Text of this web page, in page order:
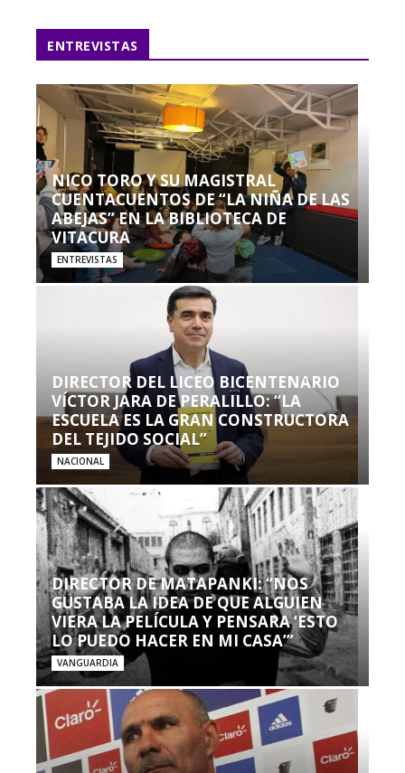
ENTREVISTAS
NICO TORO Y SU MAGISTRAL
CUENTACUENTOS DE “LA NIÑA DE LAS
ABEJAS” EN LA BIBLIOTECA DE
VITACURA
ENTREVISTAS
DIRECTOR DEL LICEO BICENTENARIO
VÍCTOR JARA DE PERALILLO: “LA
ESCUELA ES LA GRAN CONSTRUCTORA
DEL TEJIDO SOCIAL”
NACIONAL
DIRECTOR DE MATAPANKI: “NOS
GUSTABA LA IDEA DE QUE ALGUIEN
VIERA LA PELÍCULA Y PENSARA ‘ESTO
LO PUEDO HACER EN MI CASA’”
VANGUARDIA